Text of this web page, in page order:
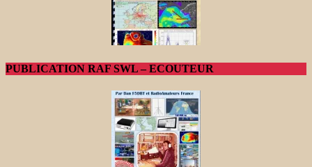
PUBLICATION RAF SWL – ECOUTEUR